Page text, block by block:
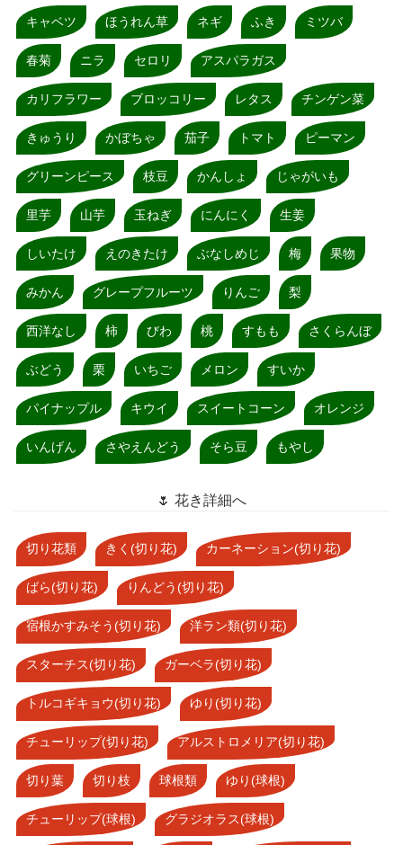
キャベツ ほうれん草 ネギ ふき ミツバ
春菊 ニラ セロリ アスパラガス
カリフラワー ブロッコリー レタス チンゲン菜
きゅうり かぼちゃ 茄子 トマト ピーマン
グリーンピース 枝豆 かんしょ じゃがいも
里芋 山芋 玉ねぎ にんにく 生姜
しいたけ えのきたけ ぶなしめじ 梅 果物
みかん グレープフルーツ りんご 梨
西洋なし 柿 びわ 桃 すもも さくらんぼ
ぶどう 栗 いちご メロン すいか
パイナップル キウイ スイートコーン オレンジ
いんげん さやえんどう そら豆 もやし
🌷 花き詳細へ
切り花類 きく(切り花) カーネーション(切り花)
ばら(切り花) りんどう(切り花)
宿根かすみそう(切り花) 洋ラン類(切り花)
スターチス(切り花) ガーベラ(切り花)
トルコギキョウ(切り花) ゆり(切り花)
チューリップ(切り花) アルストロメリア(切り花)
切り葉 切り枝 球根類 ゆり(球根)
チューリップ(球根) グラジオラス(球根)